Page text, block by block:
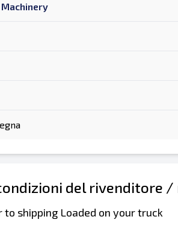
del rivenditore
to shipping Loaded on your truck